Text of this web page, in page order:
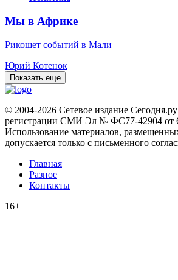
Мы в Африке
Рикошет событий в Мали
Юрий Котенок
Показать еще
© 2004-2026 Сетевое издание
регистрации СМИ Эл № ФС77-42904 от
Использование материалов,
допускается только с письменного
Главная
Разное
Контакты
16+